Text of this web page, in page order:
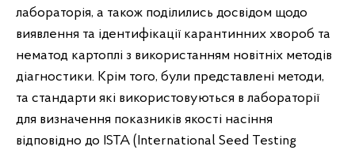
лабораторія, а також поділились досвідом щодо
виявлення та ідентифікації карантинних хвороб та
нематод картоплі з використанням новітніх методів
діагностики. Крім того, були представлені методи,
та стандарти які використовуються в лабораторії
для визначення показників якості насіння
відповідно до ISTA (International Seed Testing